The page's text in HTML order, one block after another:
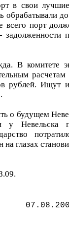
в свои
обрабатывали
порт
задолженности
В комитете
расчетам
рублей. Ищут
о будущем
Невельска
глазах